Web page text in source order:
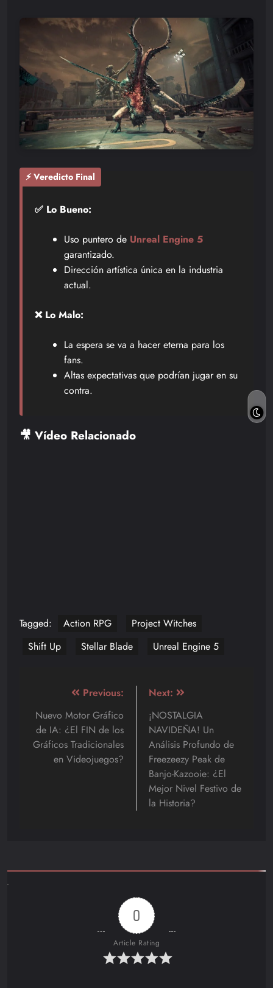
⚡ Veredicto Final
✅ Lo Bueno:
Uso puntero de Unreal Engine 5
garantizado.
Dirección artística única en la industria
actual.
❌ Lo Malo:
La espera se va a hacer eterna para los
fans.
Altas expectativas que podrían jugar en su
contra.
🎥 Vídeo Relacionado
Tagged: Action RPG
Project Witches
Shift Up
Stellar Blade Unreal Engine 5
Navegación
de
entradas
Previous:
Nuevo Motor Gráfico
de IA: ¿El FIN de los
Gráficos Tradicionales
en Videojuegos?
Next:
¡NOSTALGIA
NAVIDEÑA! Un
Análisis Profundo de
Freezeezy Peak de
Banjo-Kazooie: ¿El
Mejor Nivel Festivo de
la Historia?
0
Article Rating